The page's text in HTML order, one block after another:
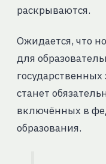
раскрываются.
Ожидается, что
для
государственных
станет
включённых в
образования.